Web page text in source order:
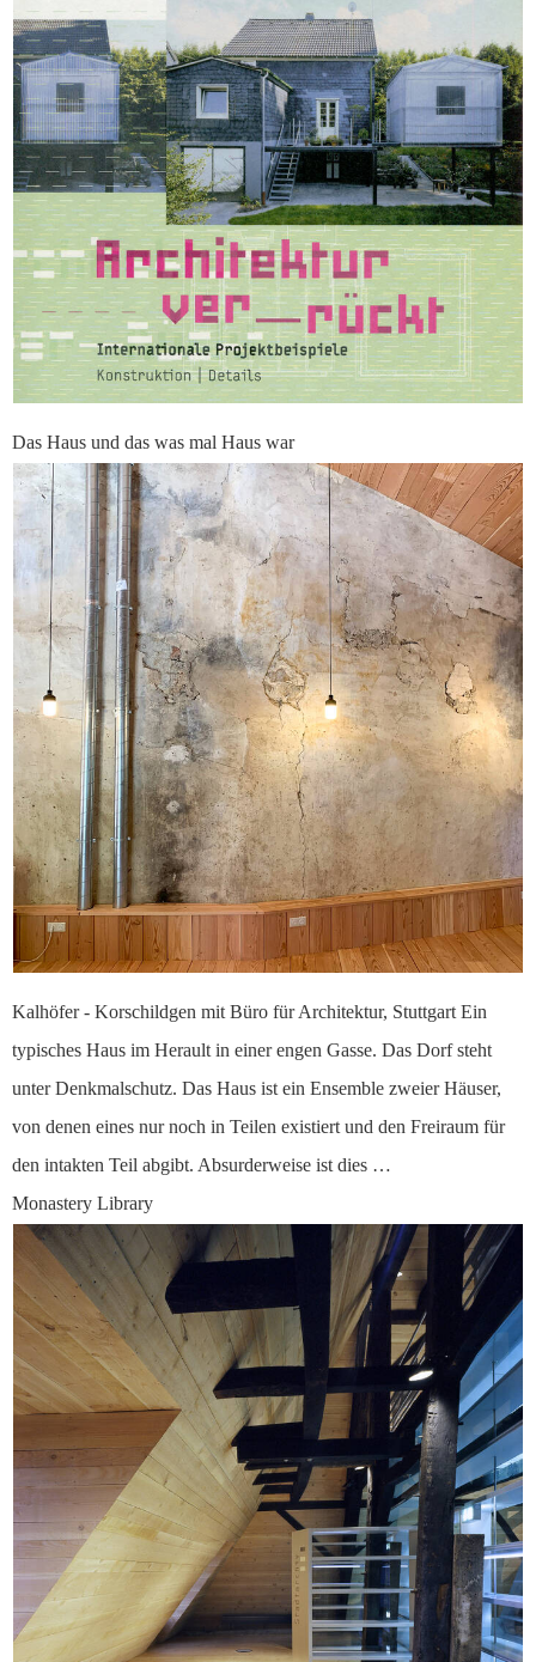
Das Haus und das was mal Haus war
Kalhöfer - Korschildgen mit Büro für Architektur, Stuttgart Ein
typisches Haus im Herault in einer engen Gasse. Das Dorf steht
unter Denkmalschutz. Das Haus ist ein Ensemble zweier Häuser,
von denen eines nur noch in Teilen existiert und den Freiraum für
den intakten Teil abgibt. Absurderweise ist dies …
Monastery Library